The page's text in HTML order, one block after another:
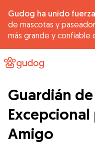
Gudog ha unido
de mascotas y
más grande y confiable
Guardián
Amigo